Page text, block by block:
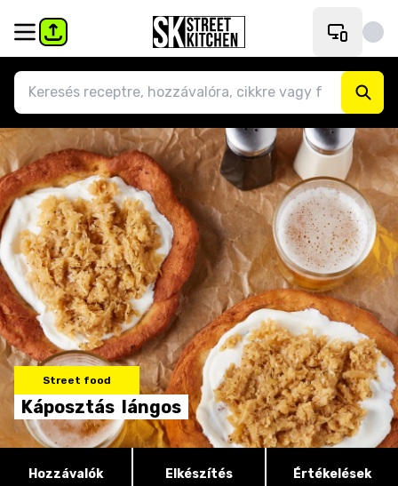
Street food
Káposztás lángos
Hozzávalók Elkészítés Értékelések